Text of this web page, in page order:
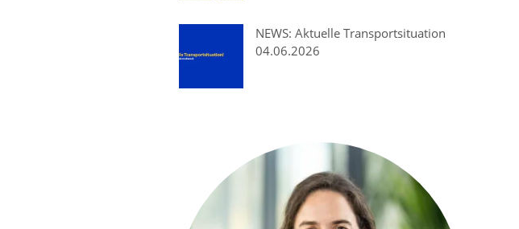
NEWS: Aktuelle Transportsituation
04.06.2026